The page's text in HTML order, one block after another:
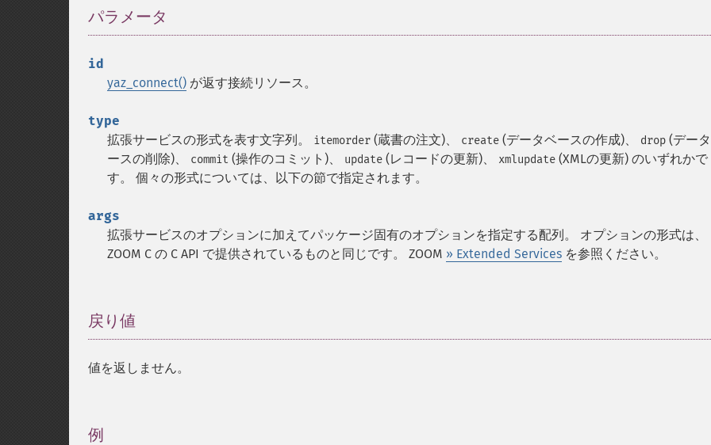
パラメータ
id
yaz_connect() が返す接続リソース。
type
拡張サービスの形式を表す文字列。
itemorder (蔵書の注文)、 create (データベースの作成)、 drop (デー
ースの削除)、
commit (操作のコミット)、 update (レコードの更新)、 xmlupdate (XMLの更新) のいずれかで
す。 個々の形式については、以下の節で指定されます。
args
拡張サービスのオプションに加えてパッケージ固有のオプションを指定する配列。 オプションの形式は、
ZOOM C の C API で提供されているものと同じです。 ZOOM » Extended Services を参照ください。
戻り値
値を返しません。
例